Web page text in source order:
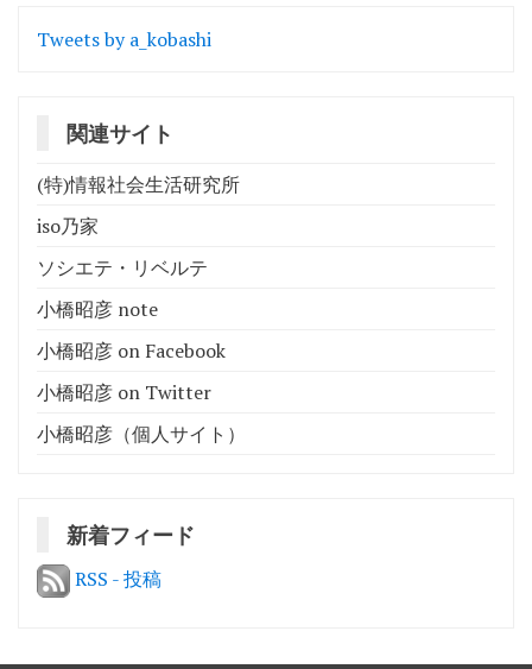
ョ
Tweets by a_kobashi
関連サイト
(特)情報社会生活研究所
iso乃家
ソシエテ・リベルテ
小橋昭彦 note
小橋昭彦 on Facebook
小橋昭彦 on Twitter
小橋昭彦（個人サイト）
新着フィード
RSS - 投稿